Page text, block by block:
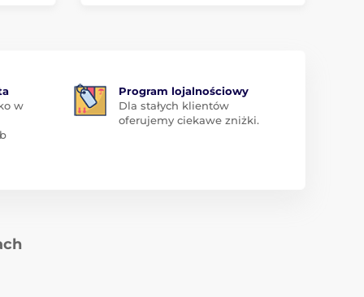
w
Program lojalnościowy
Dla stałych klientów
oferujemy ciekawe zniżki.